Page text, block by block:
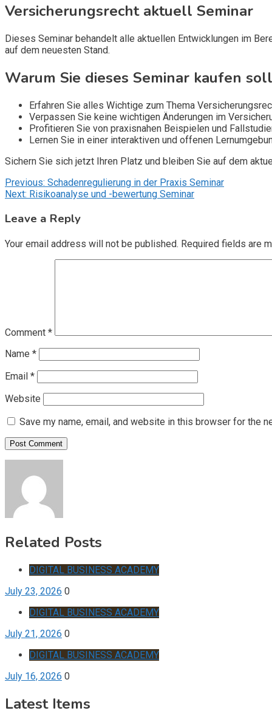
Versicherungsrecht aktuell Seminar
Dieses Seminar behandelt alle aktuellen Entwicklungen im
auf dem neuesten Stand.
Warum Sie dieses Seminar kaufen
Erfahren Sie alles Wichtige zum Thema
Verpassen Sie keine wichtigen Änderungen im
Profitieren Sie von praxisnahen Beispielen und
Lernen Sie in einer interaktiven und offenen
Sichern Sie sich jetzt Ihren Platz und bleiben Sie auf dem
Post
navigation
Previous: Schadenregulierung in der Praxis Seminar
Next: Risikoanalyse und -bewertung Seminar
Leave a Reply
Your email address will not be published. Required fields are
Comment *
Name *
Email *
Website
Save my name, email, and website in this browser for the
Related Posts
DIGITAL BUSINESS ACADEMY
July 23, 2026 0
DIGITAL BUSINESS ACADEMY
July 21, 2026 0
DIGITAL BUSINESS ACADEMY
July 16, 2026 0
Latest Items